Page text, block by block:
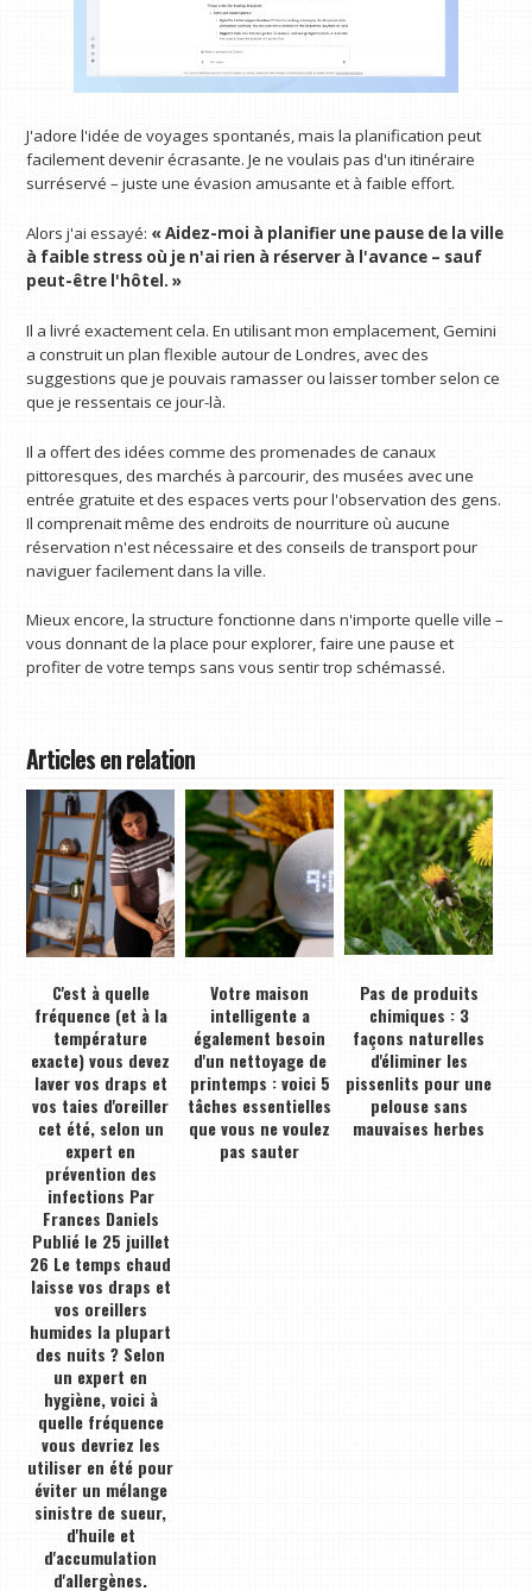
J'adore l'idée de voyages spontanés, mais la planification peut
facilement devenir écrasante. Je ne voulais pas d'un itinéraire
surréservé – juste une évasion amusante et à faible effort.
Alors j'ai essayé: « Aidez-moi à planifier une pause de la ville
à faible stress où je n'ai rien à réserver à l'avance – sauf
peut-être l'hôtel. »
Il a livré exactement cela. En utilisant mon emplacement, Gemini
a construit un plan flexible autour de Londres, avec des
suggestions que je pouvais ramasser ou laisser tomber selon ce
que je ressentais ce jour-là.
Il a offert des idées comme des promenades de canaux
pittoresques, des marchés à parcourir, des musées avec une
entrée gratuite et des espaces verts pour l'observation des gens.
Il comprenait même des endroits de nourriture où aucune
réservation n'est nécessaire et des conseils de transport pour
naviguer facilement dans la ville.
Mieux encore, la structure fonctionne dans n'importe quelle ville –
vous donnant de la place pour explorer, faire une pause et
profiter de votre temps sans vous sentir trop schémassé.
Articles en relation
C'est à quelle
fréquence (et à la
température
exacte) vous devez
laver vos draps et
vos taies d'oreiller
cet été, selon un
expert en
prévention des
infections Par
Frances Daniels
Publié le 25 juillet
26 Le temps chaud
laisse vos draps et
vos oreillers
humides la plupart
des nuits ? Selon
un expert en
hygiène, voici à
quelle fréquence
vous devriez les
utiliser en été pour
éviter un mélange
sinistre de sueur,
d'huile et
d'accumulation
d'allergènes.
Votre maison
intelligente a
également besoin
d'un nettoyage de
printemps : voici 5
tâches essentielles
que vous ne voulez
pas sauter
Pas de produits
chimiques : 3
façons naturelles
d'éliminer les
pissenlits pour une
pelouse sans
mauvaises herbes